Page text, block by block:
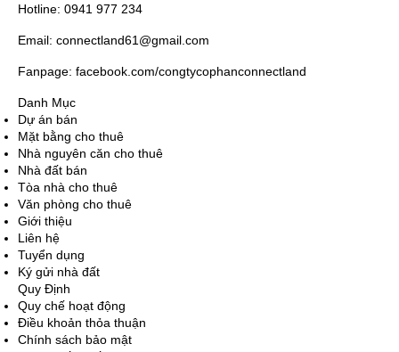
Hotline: 0941 977 234
Email: connectland61@gmail.com
Fanpage: facebook.com/congtycophanconnectland
Danh Mục
Dự án bán
Mặt bằng cho thuê
Nhà nguyên căn cho thuê
Nhà đất bán
Tòa nhà cho thuê
Văn phòng cho thuê
Giới thiệu
Liên hệ
Tuyển dụng
Ký gửi nhà đất
Quy Định
Quy chế hoạt động
Điều khoản thỏa thuận
Chính sách bảo mật